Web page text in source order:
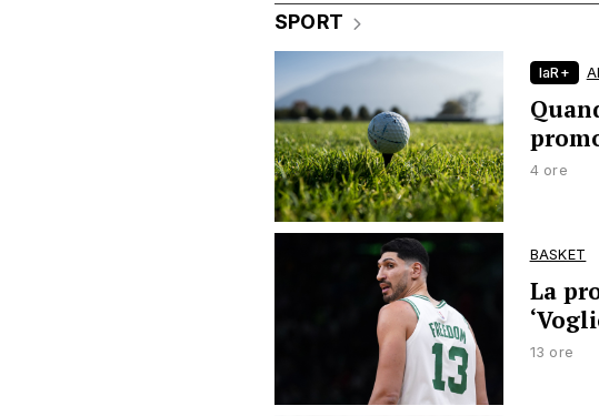
SPORT
laR+
4 ore
BASKET
La
13 ore